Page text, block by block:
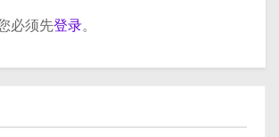
必须先登录。